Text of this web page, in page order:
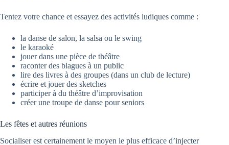
Tentez votre chance et essayez des activités ludiques comme :
la danse de salon, la salsa ou le swing
le karaoké
jouer dans une pièce de théâtre
raconter des blagues à un public
lire des livres à des groupes (dans un club de lecture)
écrire et jouer des sketches
participer à du théâtre d’improvisation
créer une troupe de danse pour seniors
Les fêtes et autres réunions
Socialiser est certainement le moyen le plus efficace d’injecter